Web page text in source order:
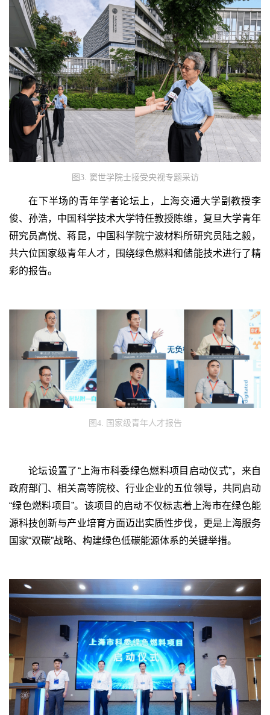
图3. 窦世学院士接受央视专题采访
在下半场的青年学者论坛上，上海交通大学副教授李
俊、孙浩，中国科学技术大学特任教授陈维，复旦大学青年
研究员高悦、蒋昆，中国科学院宁波材料所研究员陆之毅，
共六位国家级青年人才，围绕绿色燃料和储能技术进行了精
彩的报告。
图4. 国家级青年人才报告
论坛设置了“上海市科委绿色燃料项目启动仪式”，来自
政府部门、相关高等院校、行业企业的五位领导，共同启动
“绿色燃料项目”。该项目的启动不仅标志着上海市在绿色能
源科技创新与产业培育方面迈出实质性步伐，更是上海服务
国家“双碳”战略、构建绿色低碳能源体系的关键举措。